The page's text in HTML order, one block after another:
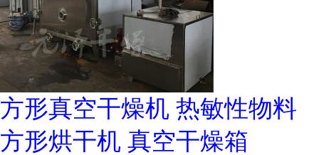
方形真空干燥机 热敏性物料
方形烘干机 真空干燥箱